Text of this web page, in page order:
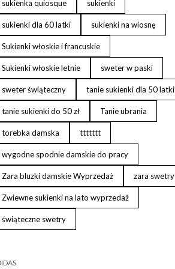
sukienka quiosque sukienki
sukienki dla 60 latki sukienki na wiosnę
Sukienki włoskie i francuskie
Sukienki włoskie letnie sweter w paski
sweter świąteczny tanie sukienki dla 50 latki
tanie sukienki do 50 zł Tanie ubrania
torebka damska ttttttt
wygodne spodnie damskie do pracy
Zara bluzki damskie Wyprzedaż zara swetry
Zwiewne sukienki na lato wyprzedaż
świąteczne swetry